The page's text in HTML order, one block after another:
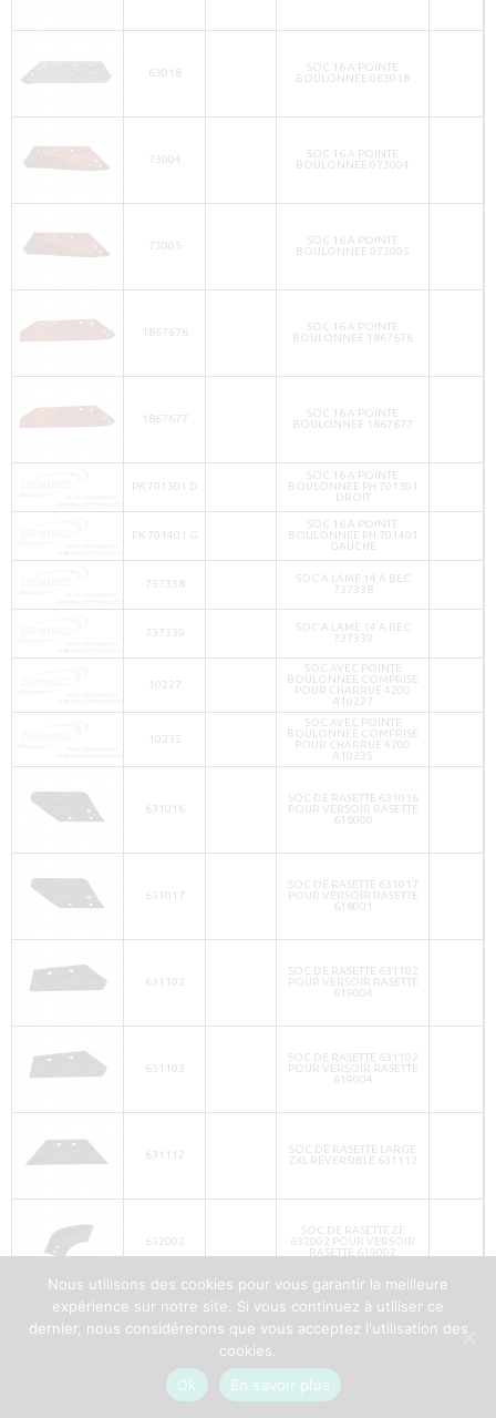
63018
SOC 16 A POINTE
BOULONNEE 063018
73004
SOC 16 A POINTE
BOULONNEE 073004
73005
SOC 16 A POINTE
BOULONNEE 073005
1867676
SOC 16 A POINTE
BOULONNEE 1867676
1867677
SOC 16 A POINTE
BOULONNEE 1867677
PK 701301 D
SOC 16 A POINTE
BOULONNEE PH 701301
DROIT
PK 701401 G
SOC 16 A POINTE
BOULONNEE PH 701401
GAUCHE
737338
SOC A LAME 14 A BEC
737338
737339
SOC A LAME 14 A BEC
737339
10227
SOC AVEC POINTE
BOULONNEE COMPRISE
POUR CHARRUE 4200
A10227
10235
SOC AVEC POINTE
BOULONNEE COMPRISE
POUR CHARRUE 4200
A10235
631016
SOC DE RASETTE 631016
POUR VERSOIR RASETTE
618000
631017
SOC DE RASETTE 631017
POUR VERSOIR RASETTE
618001
631102
SOC DE RASETTE 631102
POUR VERSOIR RASETTE
619004
631103
SOC DE RASETTE 631102
POUR VERSOIR RASETTE
619004
631112
SOC DE RASETTE LARGE
ZXL REVERSIBLE 631112
632002
SOC DE RASETTE ZF
632002 POUR VERSOIR
RASETTE 619002
632003
632003 POUR VERSOIR
RASETTE 619003
Nous utilisons des cookies pour vous garantir la meilleure
expérience sur notre site. Si vous continuez à utiliser ce
dernier, nous considérerons que vous acceptez l'utilisation des
cookies.
Ok
En savoir plus